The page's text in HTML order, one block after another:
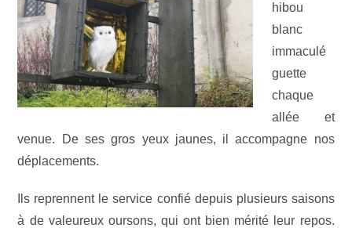
hibou
blanc
immaculé
guette
chaque
allée et
venue. De ses gros yeux jaunes, il accompagne nos
déplacements.
Ils reprennent le service confié depuis plusieurs saisons
à de valeureux oursons, qui ont bien mérité leur repos.